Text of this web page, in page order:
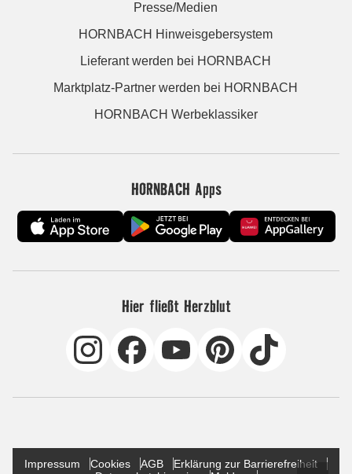
Presse/Medien
HORNBACH Hinweisgebersystem
Lieferant werden bei HORNBACH
Marktplatz-Partner werden bei HORNBACH
HORNBACH Werbeklassiker
HORNBACH Apps
Hier fließt Herzblut
Impressum Cookies AGB
Erklärung zur Barrierefreiheit